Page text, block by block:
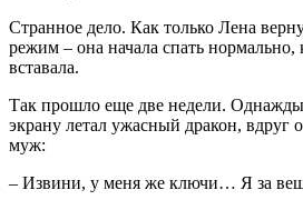
Странное дело. Как только Лена
режим – она начала спать нормально,
вставала.
Так прошло еще две недели. Однажды
экрану летал ужасный дракон, вдруг
муж:
– Извини, у меня же ключи… Я за